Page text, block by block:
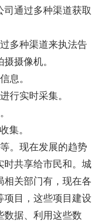
通过多种渠道获取
多种渠道来执法告
摄像机。
息。
行实时采集。
集。
。现在发展的趋势
共享给市民和。城
关部门有，现在各
目，这些项目建设
据、利用这些数